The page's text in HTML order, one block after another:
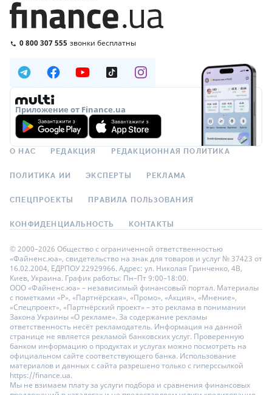
0 800 307 555 звонки бесплатны
Приложение от Finance.ua
О НАС РЕДАКЦИЯ РЕДАКЦИОННАЯ ПОЛИТИКА
ПОЛИТИКА ИИ ЭКСПЕРТЫ РЕКЛАМА
СПЕЦПРОЕКТЫ ПРАВИЛА ПОЛЬЗОВАНИЯ
КОНФИДЕНЦИАЛЬНОСТЬ КОНТАКТЫ
© 2000–2026 Общество с ограниченной ответственностью
«Файненс.юа», свидетельство на знак для товаров и услуг № 37423 от
16.02.2004, ЕДРПОУ 22929966. Адрес: ул. Николая Гринченко, 4В,
Киев, Украина. График работы: Пн–Пт 9:00–18:00.
ООО «Файненс.юа» – независимый финансовый портал. Материалы
с пометками «Р», «Партнёрская», «Промо», «Акция», «Мнение»,
«Спецпроект», «Партнёрский проект» – это реклама в понимании
Закона Украины «О рекламе». За содержание рекламы
ответственность несёт рекламодатель. Информация на данной
странице не является рекламой банковских услуг. Проверенную
банком информацию о продуктах и услугах можно посмотреть на
официальном сайте соответствующего банка. Использование
материалов и данных с сайта разрешено только с гиперссылкой
https://finance.ua.
Мы не взимаем плату за услуги подбора и сравнения финансовых